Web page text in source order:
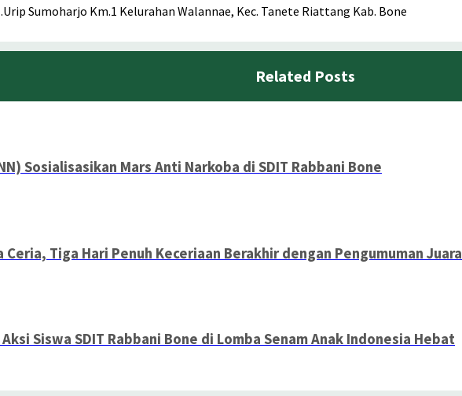
Sumoharjo Km.1 Kelurahan Walannae, Kec. Tanete Riattang Kab. Bone
Related Posts
Sosialisasikan Mars Anti Narkoba di SDIT Rabbani Bone
Tiga Hari Penuh Keceriaan Berakhir dengan Pengumuman Juara
Siswa SDIT Rabbani Bone di Lomba Senam Anak Indonesia Hebat